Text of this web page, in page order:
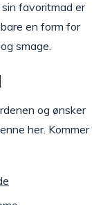
favoritmad er
en form for
smage.
og ønsker
her. Kommer